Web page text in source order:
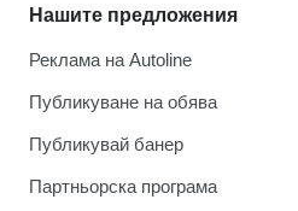
Нашите предложения
Реклама на Autoline
Публикуване на обява
Публикувай банер
Партньорска програма